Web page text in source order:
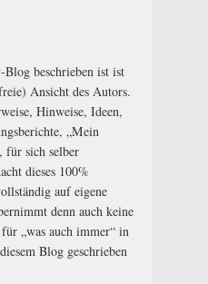
beschrieben ist ist
Ansicht des Autors.
Hinweise, Ideen,
„Mein
für sich selber
dieses 100%
auf eigene
denn auch keine
„was auch immer“ in
Blog geschrieben